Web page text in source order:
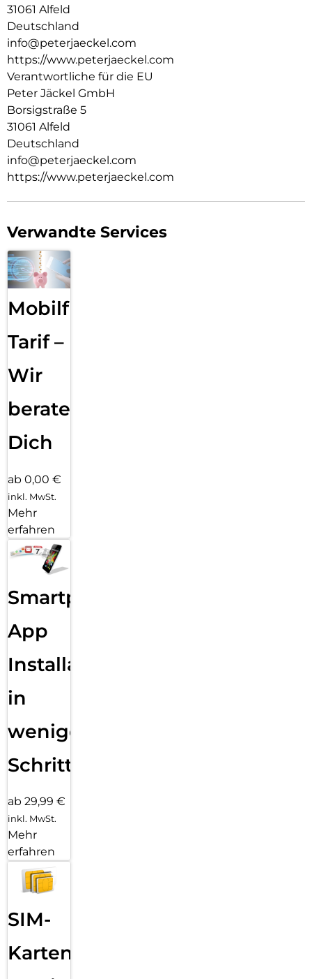
31061 Alfeld
Deutschland
info@peterjaeckel.com
https://www.peterjaeckel.com
Verantwortliche für die EU
Peter Jäckel GmbH
Borsigstraße 5
31061 Alfeld
Deutschland
info@peterjaeckel.com
https://www.peterjaeckel.com
Verwandte Services
Mobilfunk
Tarif –
Wir
beraten
Dich
ab 0,00 €
inkl. MwSt.
Mehr
erfahren
Smartphone
App
Installation
in
wenigen
Schritten
ab 29,99 €
inkl. MwSt.
Mehr
erfahren
SIM-
Karten